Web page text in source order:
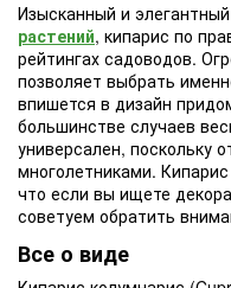
Изысканный и
растений, кипарис по
рейтингах садоводов.
позволяет выбрать
впишется в дизайн
большинстве случаев
универсален, поскольку
многолетниками.
что если вы ищете
советуем обратить
Все о виде